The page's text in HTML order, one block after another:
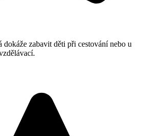
dokáže zabavit děti při cestování nebo u